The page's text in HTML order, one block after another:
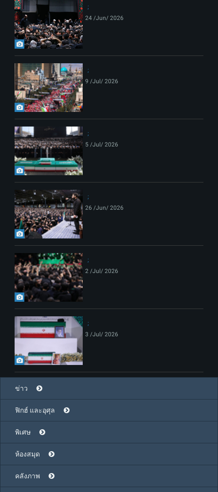
24 /Jun/ 2026
9 /Jul/ 2026
5 /Jul/ 2026
26 /Jun/ 2026
2 /Jul/ 2026
3 /Jul/ 2026
ข่าว
ฟิกฮ์ และอุศุล
พิเศษ
ห้องสมุด
คลังภาพ